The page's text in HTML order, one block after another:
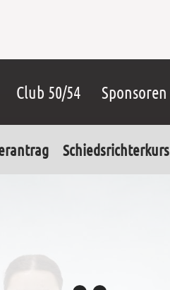
Club 50/54 Sponsoren
Schiedsrichterkurs